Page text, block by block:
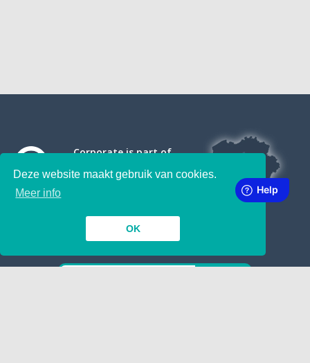
Deze website maakt gebruik van cookies.
Meer info
OK
Corporate is part of